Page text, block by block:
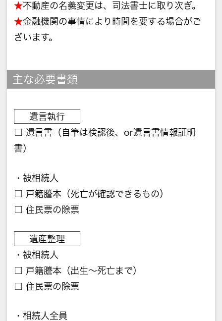
★不動産の名義変更は、司法書士に取り次ぎ。
★金融機関の事情により時間を要する場合がご
ざいます。
主な必要書類
遺言執行
□ 遺言書（自筆は検認後、or遺言書情報証明
書）
・被相続人
□ 戸籍謄本（死亡が確認できるもの）
□ 住民票の除票
遺産整理
・被相続人
□ 戸籍謄本（出生〜死亡まで）
□ 住民票の除票
・相続人全員